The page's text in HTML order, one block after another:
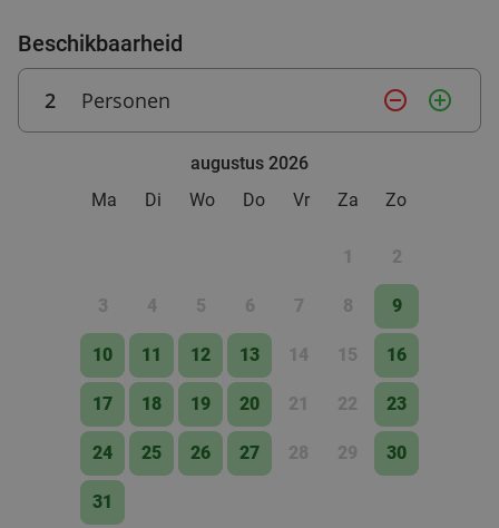
Beschikbaarheid
2 Personen remove_circle_outline add_circle_outline
augustus 2026
Ma
Di Wo Do Vr Za Zo
1 2
3 4 5 6 7 8 9
10 11 12 13 14 15 16
17 18 19 20 21 22 23
24 25 26 27 28 29 30
31